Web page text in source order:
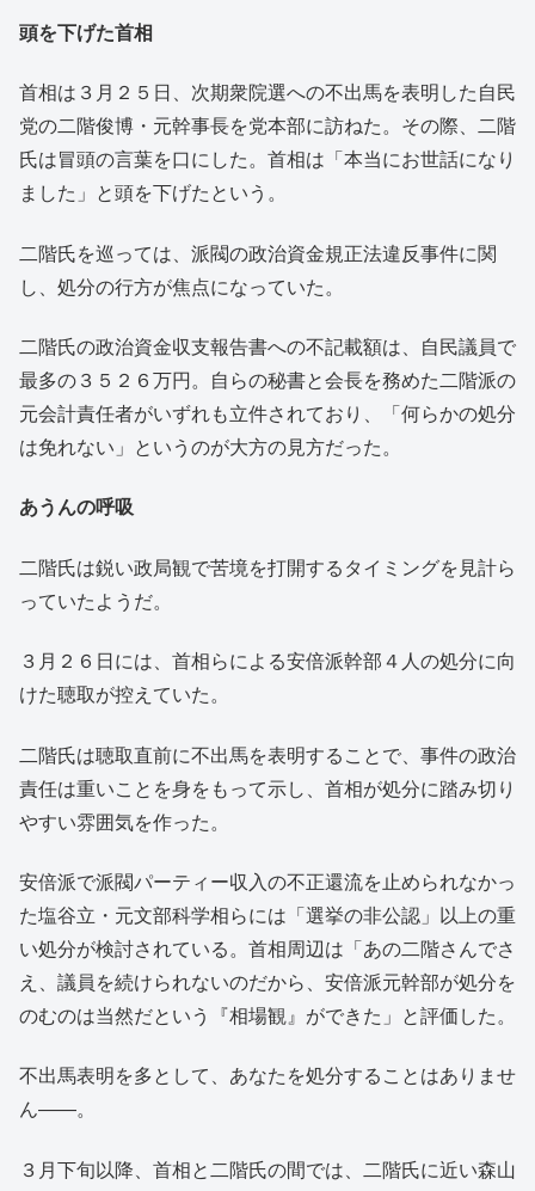
頭を下げた首相
首相は３月２５日、次期衆院選への不出馬を表明した自民
党の二階俊博・元幹事長を党本部に訪ねた。その際、二階
氏は冒頭の言葉を口にした。首相は「本当にお世話になり
ました」と頭を下げたという。
二階氏を巡っては、派閥の政治資金規正法違反事件に関
し、処分の行方が焦点になっていた。
二階氏の政治資金収支報告書への不記載額は、自民議員で
最多の３５２６万円。自らの秘書と会長を務めた二階派の
元会計責任者がいずれも立件されており、「何らかの処分
は免れない」というのが大方の見方だった。
あうんの呼吸
二階氏は鋭い政局観で苦境を打開するタイミングを見計ら
っていたようだ。
３月２６日には、首相らによる安倍派幹部４人の処分に向
けた聴取が控えていた。
二階氏は聴取直前に不出馬を表明することで、事件の政治
責任は重いことを身をもって示し、首相が処分に踏み切り
やすい雰囲気を作った。
安倍派で派閥パーティー収入の不正還流を止められなかっ
た塩谷立・元文部科学相らには「選挙の非公認」以上の重
い処分が検討されている。首相周辺は「あの二階さんでさ
え、議員を続けられないのだから、安倍派元幹部が処分を
のむのは当然だという『相場観』ができた」と評価した。
不出馬表明を多として、あなたを処分することはありませ
ん――。
３月下旬以降、首相と二階氏の間では、二階氏に近い森山